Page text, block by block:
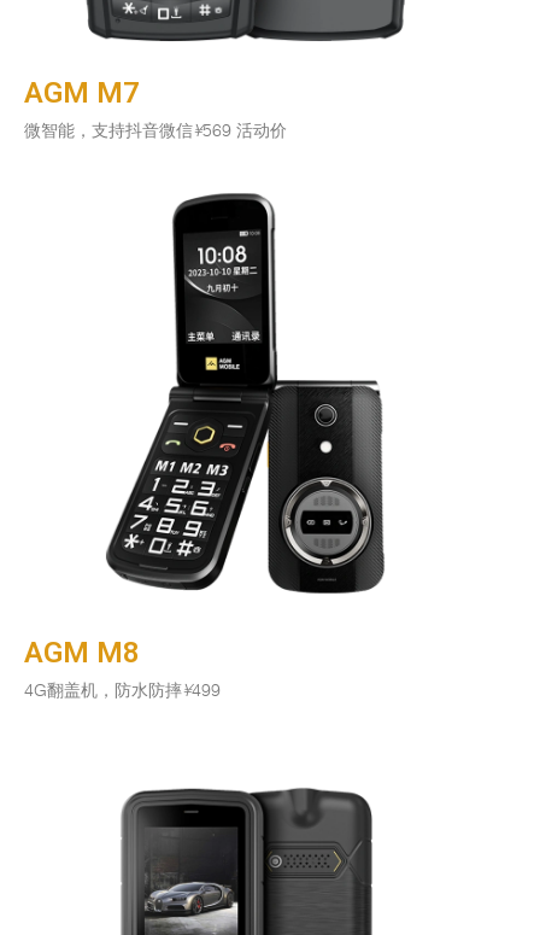
AGM M7
微智能，支持抖音微信¥569 活动价
AGM M8
4G翻盖机，防水防摔¥499